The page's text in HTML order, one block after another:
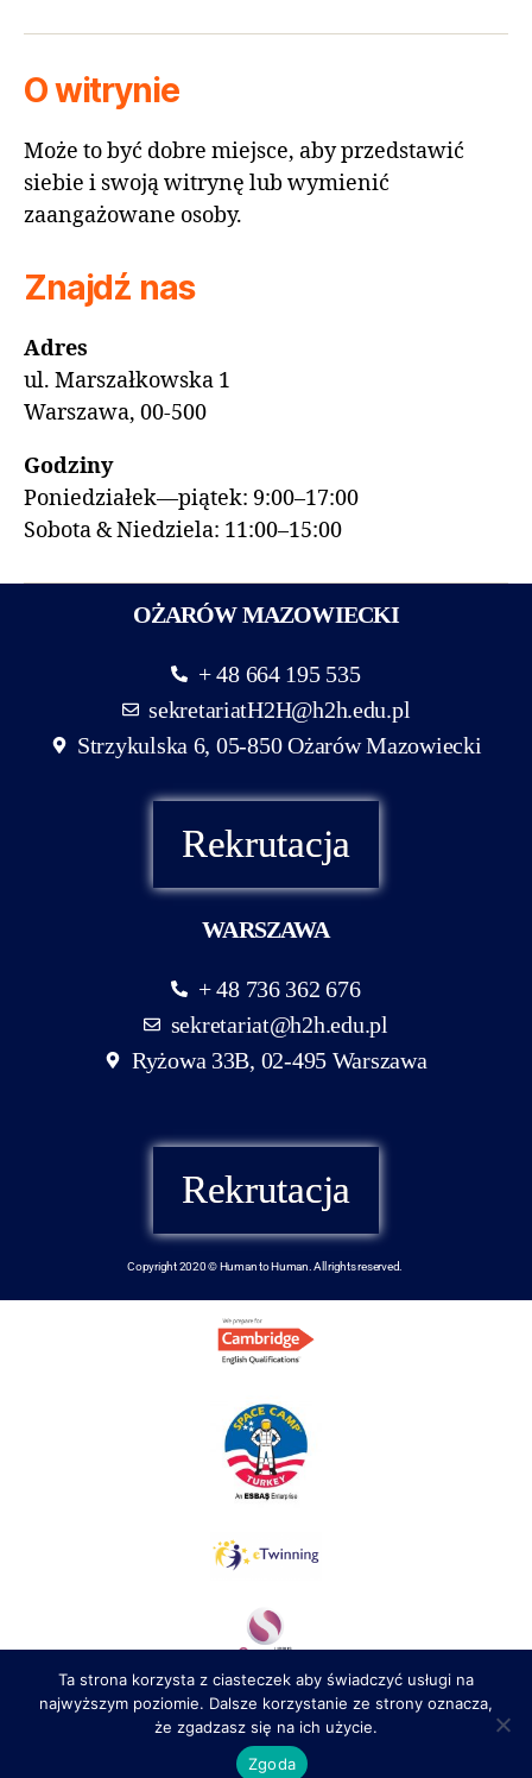
O witrynie
Może to być dobre miejsce, aby przedstawić
siebie i swoją witrynę lub wymienić
zaangażowane osoby.
Znajdź nas
Adres
ul. Marszałkowska 1
Warszawa, 00-500
Godziny
Poniedziałek—piątek: 9:00–17:00
Sobota & Niedziela: 11:00–15:00
OŻARÓW MAZOWIECKI
+ 48 664 195 535
sekretariatH2H@h2h.edu.pl
Strzykulska 6, 05-850 Ożarów Mazowiecki
Rekrutacja
WARSZAWA
+ 48 736 362 676
sekretariat@h2h.edu.pl
Ryżowa 33B, 02-495 Warszawa
Rekrutacja
Copyright 2020 © Human to Human. All rights reserved.
Ta strona korzysta z ciasteczek aby świadczyć usługi na
najwyższym poziomie. Dalsze korzystanie ze strony oznacza,
że zgadzasz się na ich użycie.
Zgoda